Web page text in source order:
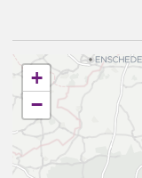
+
−